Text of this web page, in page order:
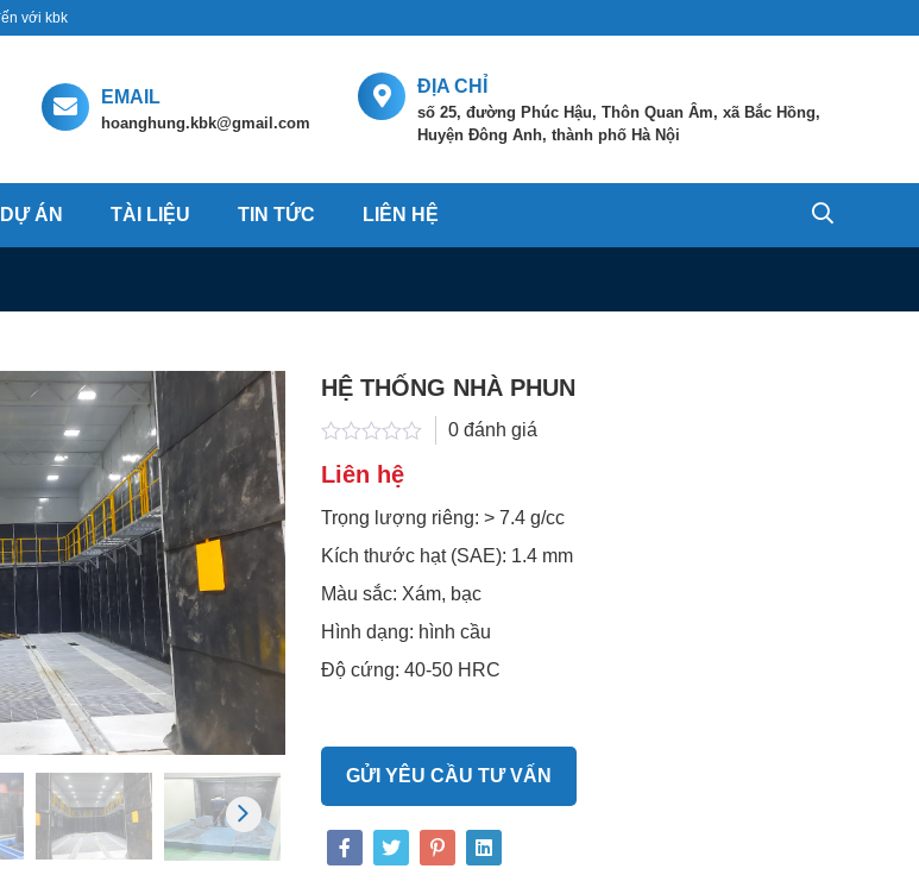
Chào mừng bạn đến với kbk
EMAIL
hoanghung.kbk@gmail.com
ĐỊA CHỈ
số 25, đường Phúc Hậu, Thôn Quan Âm, xã Bắc Hồng,
Huyện Đông Anh, thành phố Hà Nội
DỰ ÁN TÀI LIỆU TIN TỨC LIÊN HỆ
HỆ THỐNG NHÀ PHUN
out
5
0 đánh giá
Liên hệ
Trọng lượng riêng: > 7.4 g/cc
Kích thước hạt (SAE): 1.4 mm
Màu sắc: Xám, bạc
Hình dạng: hình cầu
Độ cứng: 40-50 HRC
GỬI YÊU CẦU TƯ VẤN